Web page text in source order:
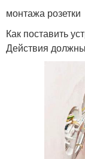
монтажа розетки
Как поставить
Действия